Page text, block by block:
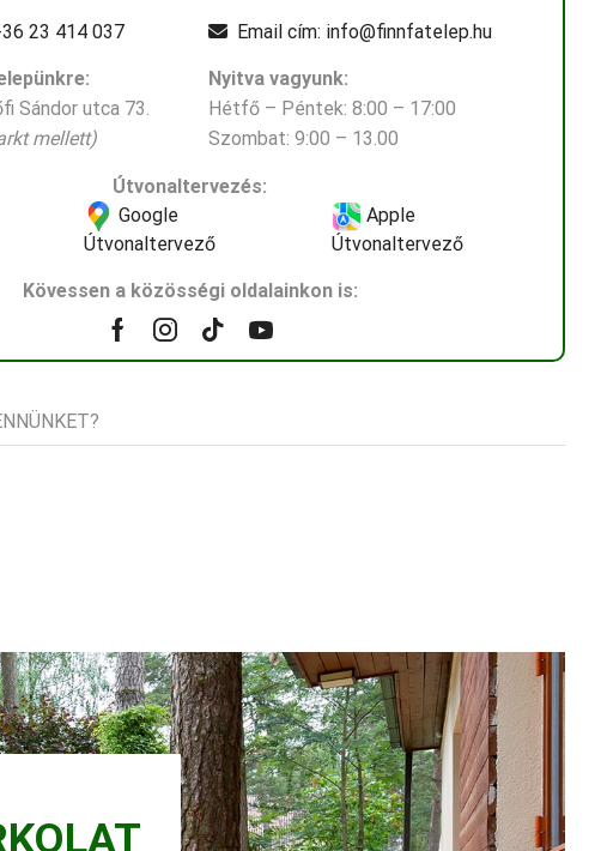
23 414 037
Email cím: info@finnfatelep.hu
Sándor utca 73.
mellett)
Nyitva vagyunk:
Hétfő – Péntek: 8:00 – 17:00
Szombat: 9:00 – 13.00
Útvonaltervezés:
Google
Útvonaltervező
Apple
Útvonaltervező
Kövessen a közösségi oldalainkon is:
Facebook
Instagram
Tik- Youtube